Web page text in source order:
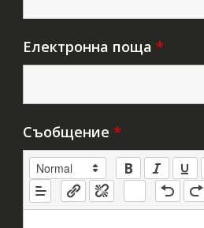
Електронна поща *
Съобщение *